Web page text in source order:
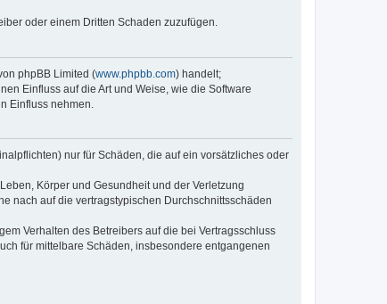
oder einem Dritten Schaden zuzufügen.
phpBB Limited (www.phpbb.com) handelt;
Einfluss auf die Art und Weise, wie die Software
Einfluss nehmen.
nur für Schäden, die auf ein vorsätzliches oder
Körper und Gesundheit und der Verletzung
nach auf die vertragstypischen Durchschnittsschäden
Verhalten des Betreibers auf die bei Vertragsschluss
für mittelbare Schäden, insbesondere entgangenen